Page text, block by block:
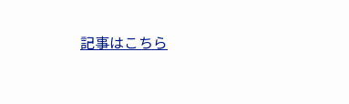
記事はこちら